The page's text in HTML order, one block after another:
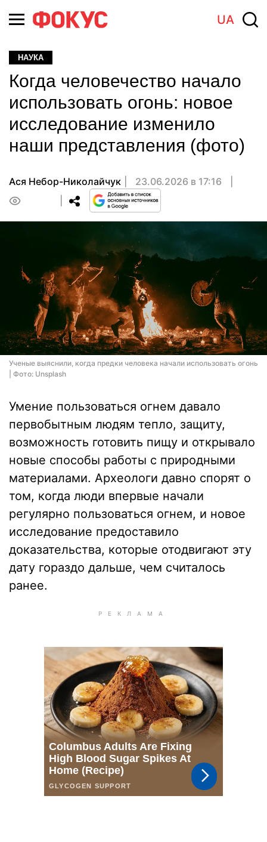
UA
НАУКА
Когда человечество начало
использовать огонь: новое
исследование изменило
наши представления (фото)
Ася Небор-Николайчук
23.06.2026 в 17:16
Ученые выяснили, когда предки человека начали использовать огонь
| Фото: Unsplash
Умение пользоваться огнем давало
первобытным людям тепло, защиту,
возможность готовить пищу и открывало
новые способы работы с природными
материалами. Археологи давно спорят о
том, когда люди впервые начали
регулярно пользоваться огнем, и новое
исследование предоставило
доказательства, которые отодвигают эту
дату гораздо дальше, чем считалось
ранее.